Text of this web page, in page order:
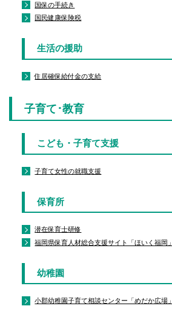
国保の手続き
国民健康保険税
生活の援助
住居確保給付金の支給
子育て･教育
こども・子育て支援
子育て女性の就職支援
保育所
潜在保育士研修
福岡県保育人材総合支援サイト「ほいく福岡」
幼稚園
小郡幼稚園子育て相談センター「めだか広場」